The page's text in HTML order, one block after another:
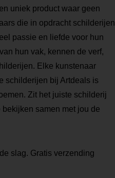
uniek product waar geen
die in opdracht schilderijen
passie en liefde voor hun
hun vak, kennen de verf,
Elke kunstenaar
schilderijen bij Artdeals is
Zit het juiste schilderij
samen met jou de
slag. Gratis verzending